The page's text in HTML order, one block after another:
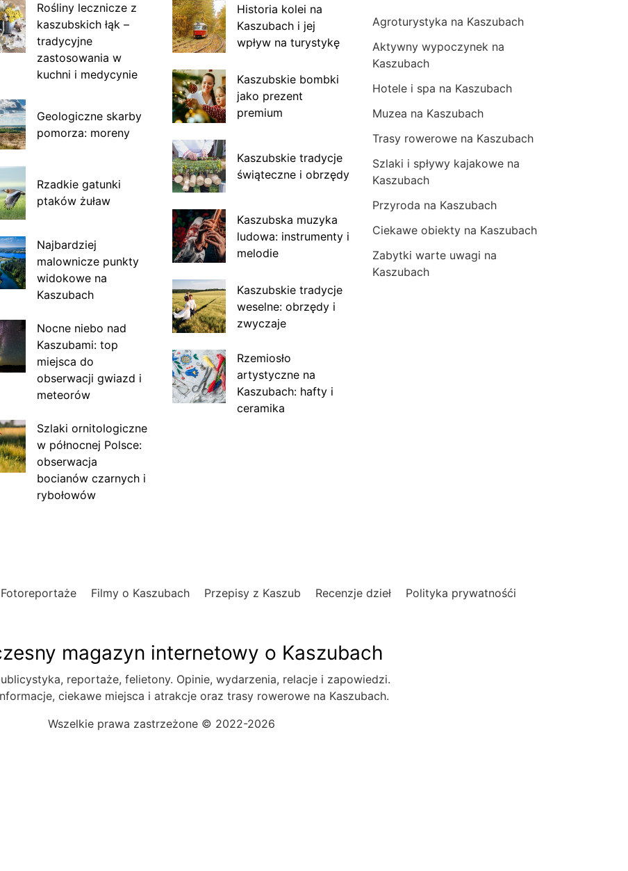
Rośliny lecznicze z
kaszubskich łąk –
tradycyjne
zastosowania w
kuchni i medycynie
Geologiczne skarby
pomorza: moreny
Rzadkie gatunki
ptaków żuław
Najbardziej
malownicze punkty
widokowe na
Kaszubach
Nocne niebo nad
Kaszubami: top
miejsca do
obserwacji gwiazd i
meteorów
Szlaki ornitologiczne
w północnej Polsce:
obserwacja
bocianów czarnych i
rybołowów
Historia kolei na
Kaszubach i jej
wpływ na turystykę
Kaszubskie bombki
jako prezent
premium
Kaszubskie tradycje
świąteczne i obrzędy
Kaszubska muzyka
ludowa: instrumenty i
melodie
Kaszubskie tradycje
weselne: obrzędy i
zwyczaje
Rzemiosło
artystyczne na
Kaszubach: hafty i
ceramika
Agroturystyka na Kaszubach
Aktywny wypoczynek na
Kaszubach
Hotele i spa na Kaszubach
Muzea na Kaszubach
Trasy rowerowe na Kaszubach
Szlaki i spływy kajakowe na
Kaszubach
Przyroda na Kaszubach
Ciekawe obiekty na Kaszubach
Zabytki warte uwagi na
Kaszubach
Fotoreportaże Filmy o Kaszubach Przepisy z Kaszub Recenzje dzieł Polityka prywatnośći
magazyn internetowy o Kaszubach
reportaże, felietony. Opinie, wydarzenia, relacje i zapowiedzi.
ciekawe miejsca i atrakcje oraz trasy rowerowe na Kaszubach.
Wszelkie prawa zastrzeżone © 2022-2026